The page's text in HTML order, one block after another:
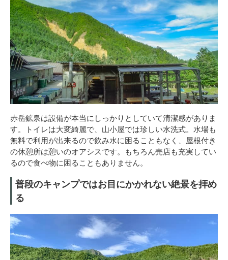
赤岳鉱泉は設備が本当にしっかりとしていて清潔感がありま
す。トイレは大変綺麗で、山小屋では珍しい水洗式。水場も
無料で利用が出来るので飲み水に困ることもなく、屋根付き
の休憩所は憩いのオアシスです。もちろん売店も充実してい
るので食べ物に困ることもありません。
普段のキャンプではお目にかかれない絶景を拝め
る